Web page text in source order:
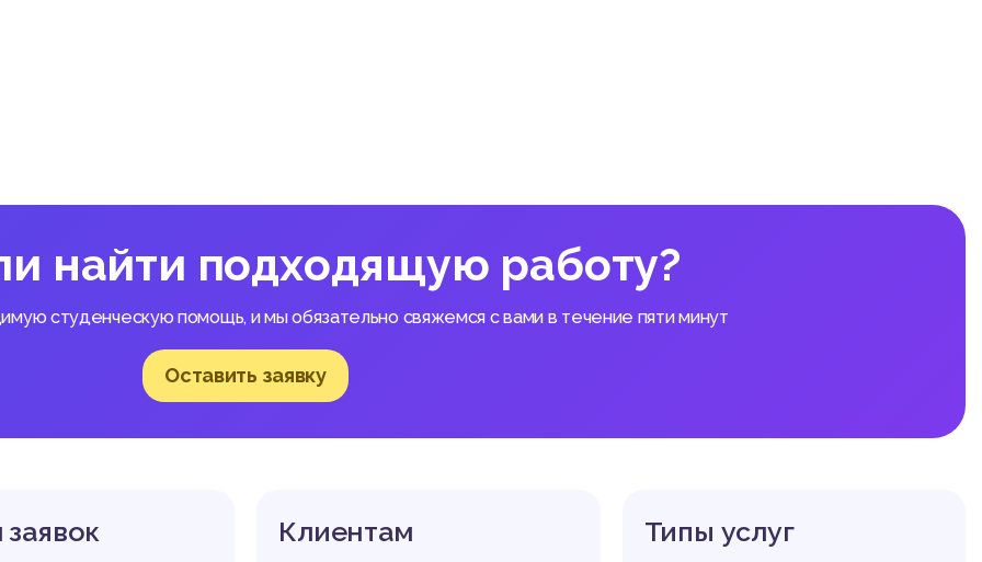
найти подходящую работу?
студенческую помощь, и мы обязательно свяжемся с вами в течение пяти минут
Оставить заявку
Клиентам Типы услуг